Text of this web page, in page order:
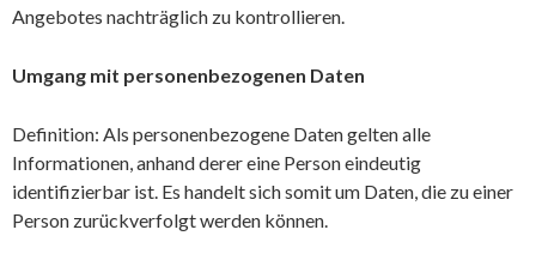
Angebotes nachträglich zu kontrollieren.
Umgang mit personenbezogenen Daten
Definition: Als personenbezogene Daten gelten alle
Informationen, anhand derer eine Person eindeutig
identifizierbar ist. Es handelt sich somit um Daten, die zu einer
Person zurückverfolgt werden können.